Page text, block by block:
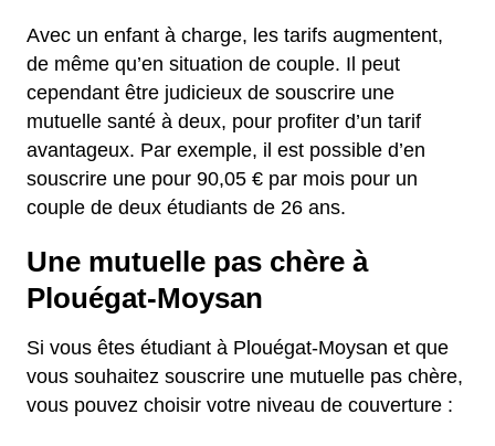
Avec un enfant à charge, les tarifs augmentent,
de même qu’en situation de couple. Il peut
cependant être judicieux de souscrire une
mutuelle santé à deux, pour profiter d’un tarif
avantageux. Par exemple, il est possible d’en
souscrire une pour 90,05 € par mois pour un
couple de deux étudiants de 26 ans.
Une mutuelle pas chère à
Plouégat-Moysan
Si vous êtes étudiant à Plouégat-Moysan et que
vous souhaitez souscrire une mutuelle pas chère,
vous pouvez choisir votre niveau de couverture :